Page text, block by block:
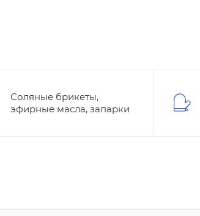
Соляные брикеты,
эфирные масла, запарки